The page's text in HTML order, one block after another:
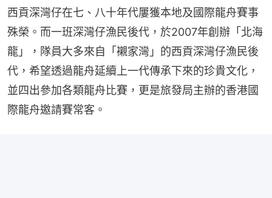
西貢深灣仔在七、八十年代屢獲本地及國際龍舟賽事
殊榮。而一班深灣仔漁民後代，於2007年創辦「北海
龍」，隊員大多來自「襯家灣」的西貢深灣仔漁民後
代，希望透過龍舟延續上一代傳承下來的珍貴文化，
並四出參加各類龍舟比賽，更是旅發局主辦的香港國
際龍舟邀請賽常客。